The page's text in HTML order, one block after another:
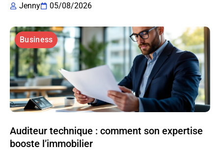
Jenny 05/08/2026
Business
Auditeur technique : comment son expertise
booste l’immobilier